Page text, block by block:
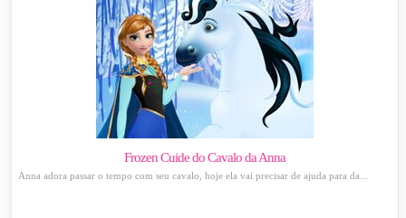
Frozen Cuide do Cavalo da Anna
Anna adora passar o tempo com seu cavalo, hoje ela vai precisar de ajuda para da...